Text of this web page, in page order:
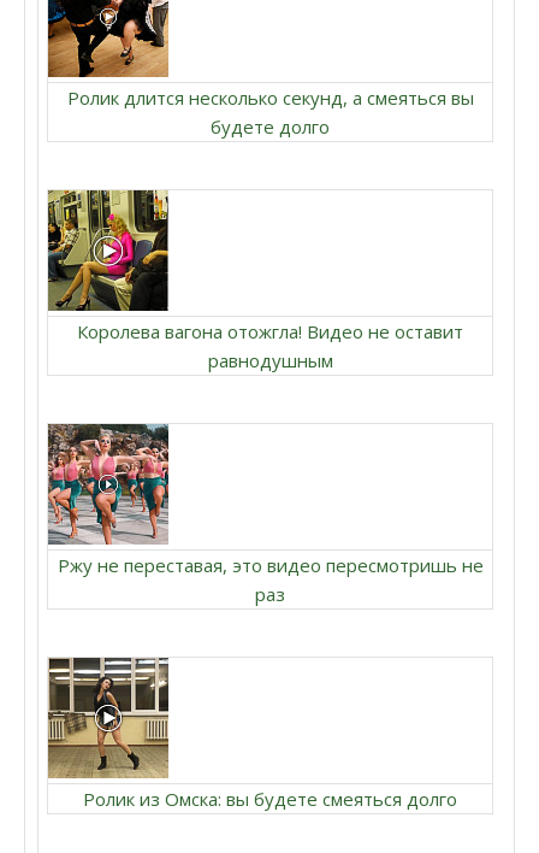
Ролик длится несколько секунд, а смеяться вы
будете долго
Королева вагона отожгла! Видео не оставит
равнодушным
Ржу не переставая, это видео пересмотришь не
раз
Ролик из Омска: вы будете смеяться долго